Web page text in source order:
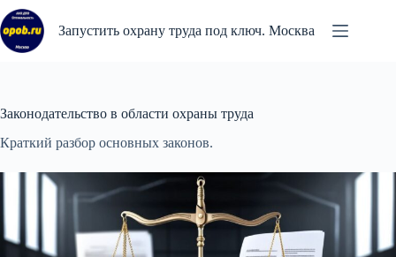
Перейти
к
сути
Запустить охрану труда под ключ. Москва
Законодательство в области охраны труда
Краткий разбор основных законов.